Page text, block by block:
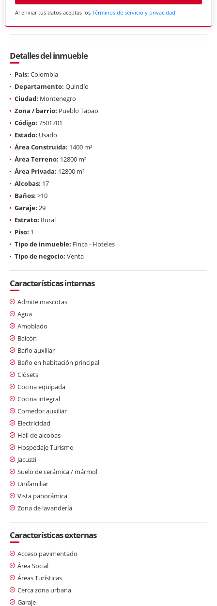
Al enviar tus datos aceptas los Términos de servicio y privacidad
Detalles del inmueble
País: Colombia
Departamento: Quindío
Ciudad: Montenegro
Zona / barrio: Pueblo Tapao
Código: 7501701
Estado: Usado
Área Construida: 1400 m²
Área Terreno: 12800 m²
Área Privada: 12800 m²
Alcobas: 17
Baños: >10
Garaje: 29
Estrato: Rural
Piso: 1
Tipo de inmueble: Finca - Hoteles
Tipo de negocio: Venta
Características internas
Admite mascotas
Agua
Amoblado
Balcón
Baño auxiliar
Baño en habitación principal
Clósets
Cocina equipada
Cocina integral
Comedor auxiliar
Electricidad
Hall de alcobas
Hospedaje Turismo
Jacuzzi
Suelo de cerámica / mármol
Unifamiliar
Vista panorámica
Zona de lavandería
Características externas
Acceso pavimentado
Área Social
Áreas Turísticas
Cerca zona urbana
Garaje